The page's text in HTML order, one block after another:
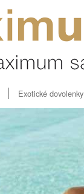
Exotické dovolenky